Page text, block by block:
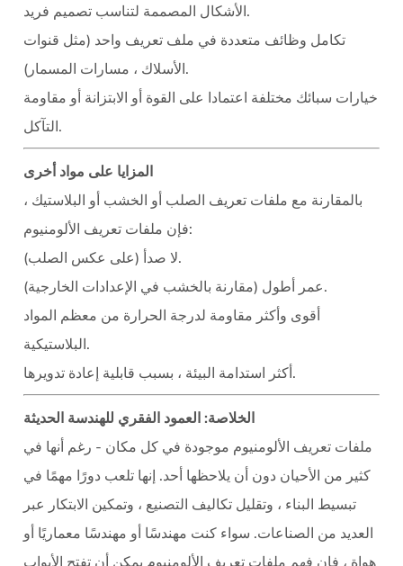
الأشكال المصممة لتناسب تصميم فريد.
تكامل وظائف متعددة في ملف تعريف واحد (مثل قنوات
الأسلاك ، مسارات المسمار).
خيارات سبائك مختلفة اعتمادا على القوة أو الابتزانة أو مقاومة
التآكل.
المزايا على مواد أخرى
بالمقارنة مع ملفات تعريف الصلب أو الخشب أو البلاستيك ،
فإن ملفات تعريف الألومنيوم:
لا صدأ(على عكس الصلب).
عمر أطول(مقارنة بالخشب في الإعدادات الخارجية).
أقوى وأكثر مقاومة لدرجة الحرارة من معظم المواد
البلاستيكية.
أكثر استدامة البيئة، بسبب قابلية إعادة تدويرها.
الخلاصة: العمود الفقري للهندسة الحديثة
ملفات تعريف الألومنيوم موجودة في كل مكان - رغم أنها في
كثير من الأحيان دون أن يلاحظها أحد. إنها تلعب دورًا مهمًا في
تبسيط البناء ، وتقليل تكاليف التصنيع ، وتمكين الابتكار عبر
العديد من الصناعات. سواء كنت مهندسًا أو مهندسًا معماريًا أو
هواة ، فإن فهم ملفات تعريف الألومنيوم يمكن أن تفتح الأبواب